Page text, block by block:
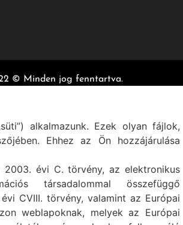
© Minden jog fenntartva.
alkalmazunk. Ezek olyan fájlok,
Ehhez az Ön hozzájárulása
évi C. törvény, az elektronikus
társadalommal összefüggő
CVIII. törvény, valamint az Európai
weblapoknak, melyek az Európai